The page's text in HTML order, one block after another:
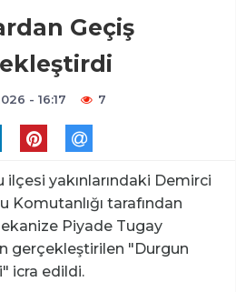
Geçiş
- 16:17 7
ilçesi yakınlarındaki Demirci
Komutanlığı tarafından
Piyade Tugay
gerçekleştirilen "Durgun
icra edildi.